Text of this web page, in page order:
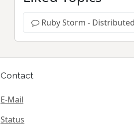
Ruby Storm -
Contact
E-Mail
Status